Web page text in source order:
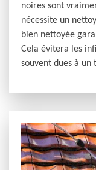
noires sont
nécessite un
bien nettoyée
Cela évitera les
souvent dues à